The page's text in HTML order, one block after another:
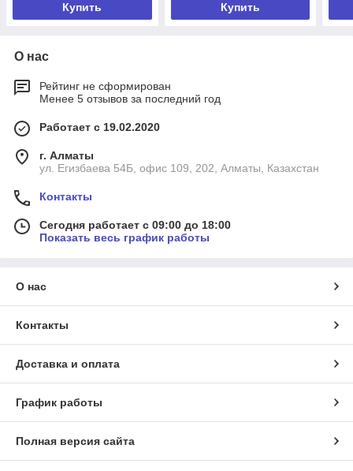
Купить Купить
О нас
Рейтинг не сформирован
Менее 5 отзывов за последний год
Работает с 19.02.2020
г. Алматы
ул. Егизбаева 54Б, офис 109, 202, Алматы, Казахстан
Контакты
Сегодня работает с 09:00 до 18:00
Показать весь график работы
О нас
Контакты
Доставка и оплата
График работы
Полная версия сайта